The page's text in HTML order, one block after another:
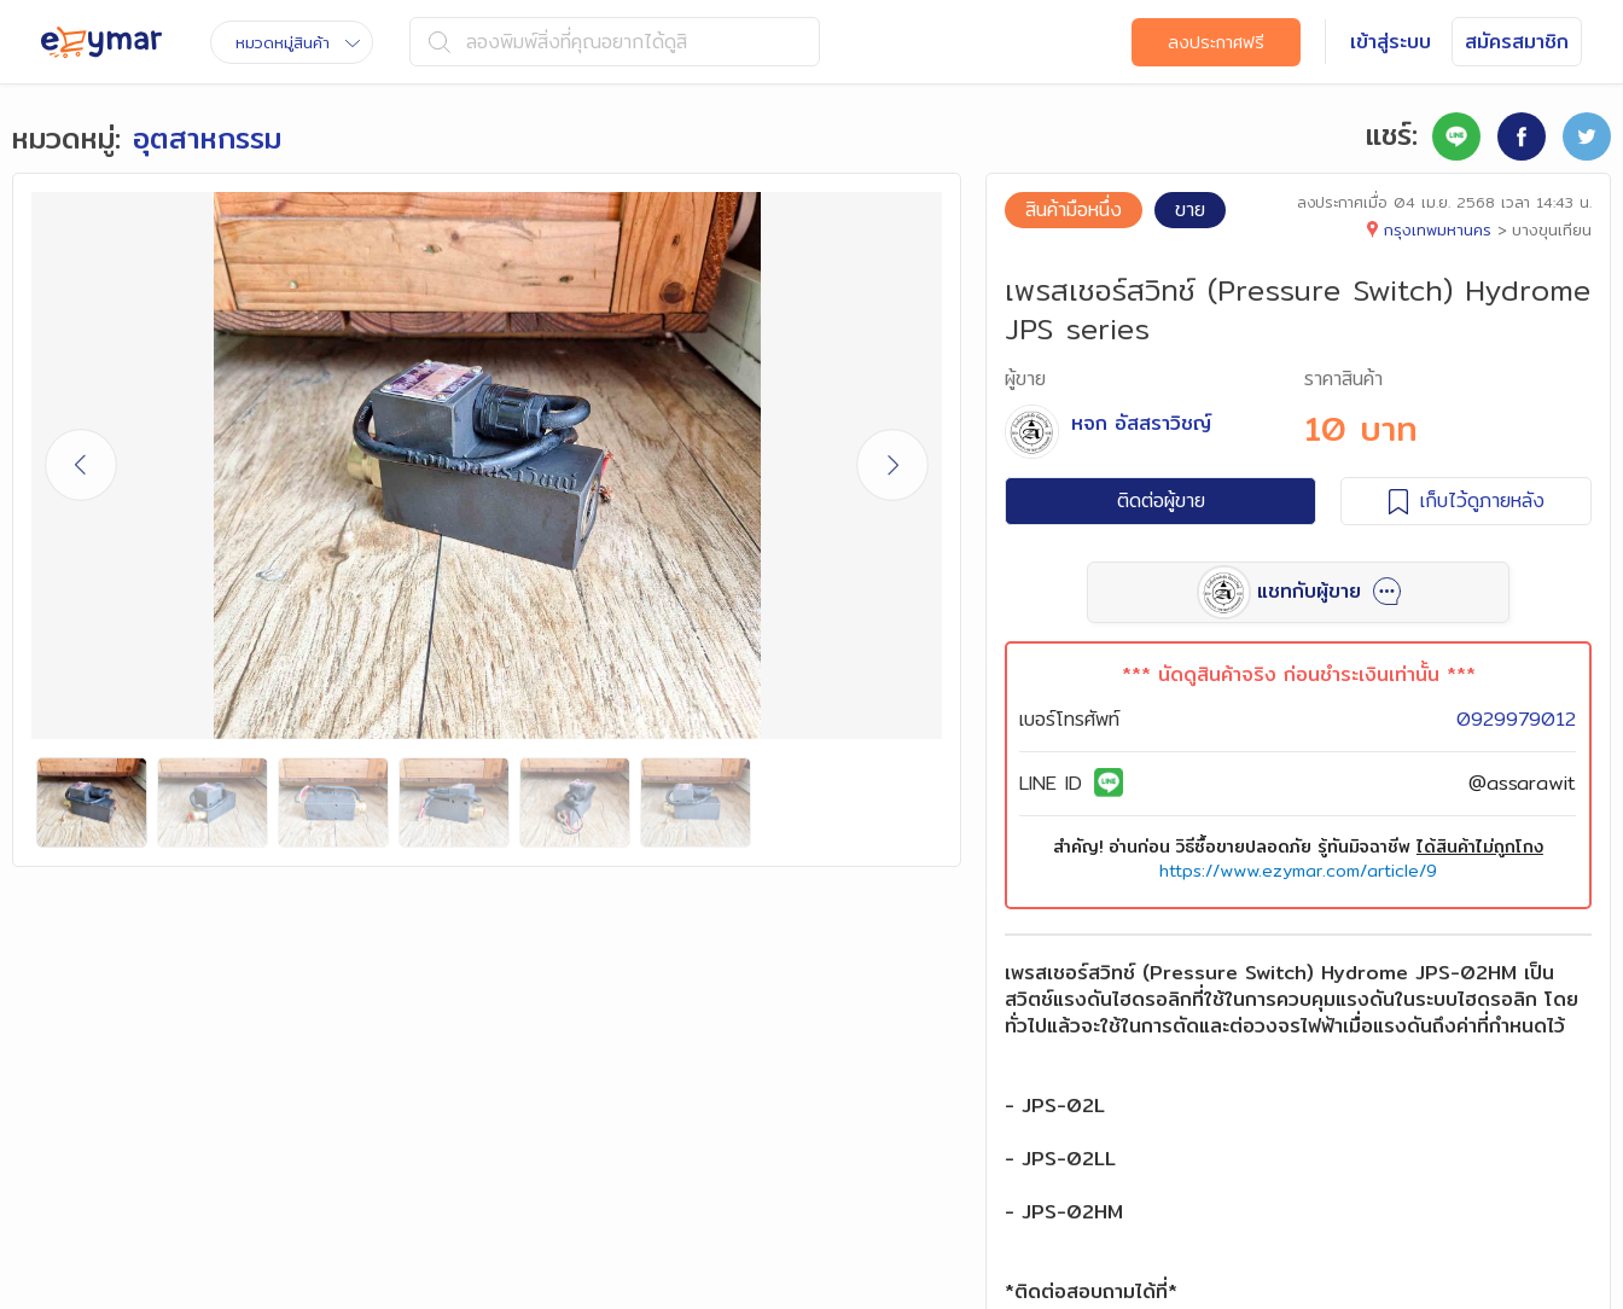
หมวดหมู่สินค้า ลองพิมพ์สิ่งที่คุณอยากได้ดูสิ ลงประกาศฟรี เข้าสู่ระบบ สมัครสมาชิก
หมวดหมู่: อุตสาหกรรม แชร์:
ลงประกาศเมื่อ 04 เม.ย. 2568 เวลา 14:43 น.
กรุงเทพมหานคร > บางขุนเทียน
สินค้ามือหนึ่ง ขาย
เพรสเชอร์สวิทช์ (Pressure Switch) Hydrome
JPS series
ผู้ขาย
หจก อัสสราวิชญ์
ราคาสินค้า
10 บาท
ติดต่อผู้ขาย เก็บไว้ดูภายหลัง
แชทกับผู้ขาย
*** นัดดูสินค้าจริง ก่อนชำระเงินเท่านั้น ***
เบอร์โทรศัพท์
0929979012
LINE ID @assarawit
สำคัญ! อ่านก่อน วิธีซื้อขายปลอดภัย รู้ทันมิจฉาชีพ ได้สินค้าไม่ถูกโกง
https://www.ezymar.com/article/9
เพรสเชอร์สวิทช์ (Pressure Switch) Hydrome JPS-02HM เป็น
สวิตช์แรงดันไฮดรอลิกที่ใช้ในการควบคุมแรงดันในระบบไฮดรอลิก โดย
ทั่วไปแล้วจะใช้ในการตัดและต่อวงจรไฟฟ้าเมื่อแรงดันถึงค่าที่กำหนดไว้
- JPS-02L
- JPS-02LL
- JPS-02HM
*ติดต่อสอบถามได้ที่*